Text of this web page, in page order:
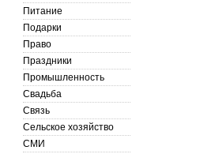
Питание
Подарки
Право
Праздники
Промышленность
Свадьба
Связь
Сельское хозяйство
СМИ